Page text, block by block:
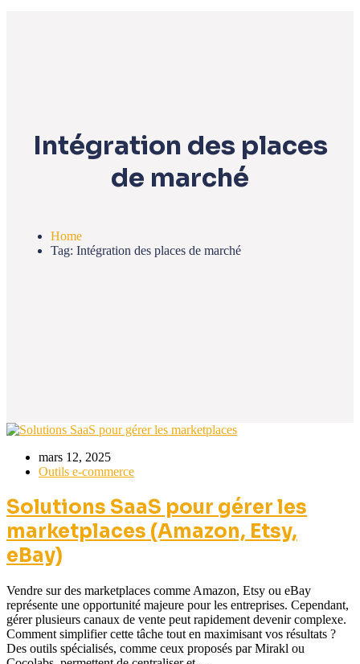
Intégration des places
de marché
Home
Tag: Intégration des places de marché
mars 12, 2025
Outils e-commerce
Solutions SaaS pour gérer les
marketplaces (Amazon, Etsy,
eBay)
Vendre sur des marketplaces comme Amazon, Etsy ou eBay
représente une opportunité majeure pour les entreprises. Cependant,
gérer plusieurs canaux de vente peut rapidement devenir complexe.
Comment simplifier cette tâche tout en maximisant vos résultats ?
Des outils spécialisés, comme ceux proposés par Mirakl ou